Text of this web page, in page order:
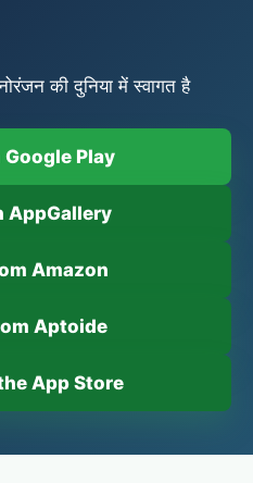
की दुनिया में स्वागत है
Google Play
AppGallery
Amazon
Aptoide
App Store